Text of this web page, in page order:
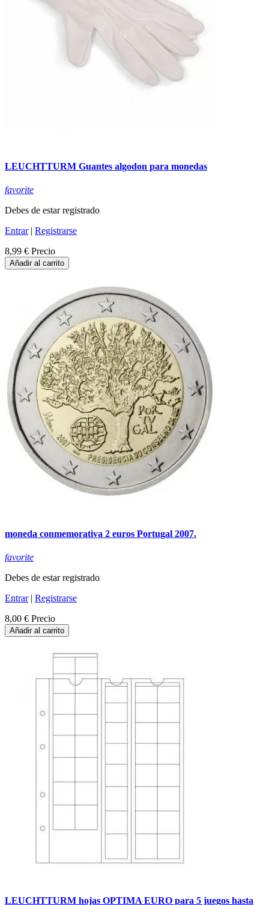
LEUCHTTURM Guantes algodon para monedas
favorite
Debes de estar registrado
Entrar| Registrarse
8,99 € Precio
Añadir al carrito
moneda conmemorativa 2 euros Portugal 2007.
favorite
Debes de estar registrado
Entrar| Registrarse
8,00 € Precio
Añadir al carrito
LEUCHTTURM hojas OPTIMA EURO para 5 juegos hasta